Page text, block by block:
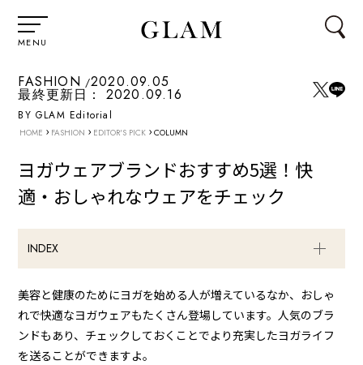
MENU
FASHION 2020.09.05
最終更新日： 2020.09.16
BY GLAM Editorial
HOME › FASHION › EDITOR'S PICK › COLUMN
ヨガウェアブランドおすすめ5選！快
適・おしゃれなウェアをチェック
INDEX
美容と健康のためにヨガを始める人が増えているなか、おしゃ
れで快適なヨガウェアもたくさん登場しています。人気のブラ
ンドもあり、チェックしておくことでより充実したヨガライフ
を送ることができますよ。